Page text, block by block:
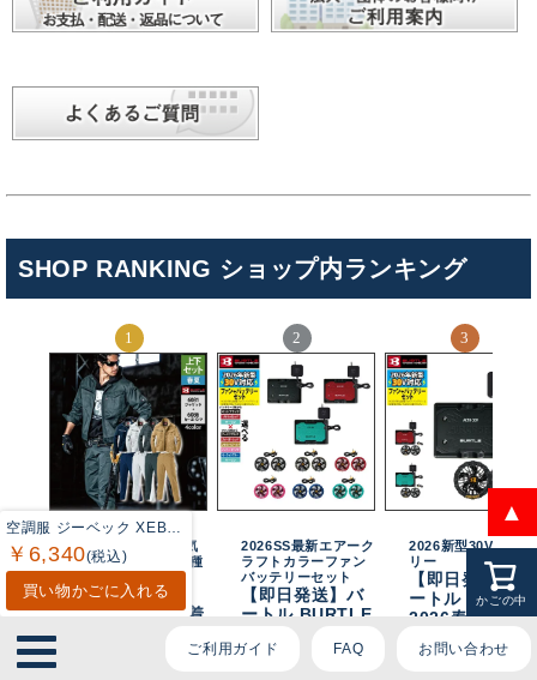
ご利用ガイド FAQ お問い合わせ
SHOP RANKING ショップ内ランキング
バートル定番大人気
シリーズ 幅広い業種
バートル
BURTLE 作業着
2026SS最新エアーク
ラフトカラーファン
バッテリーセット
【即日発送】バ
ートル BURTLE
エアークラフト
2026新型30Vバッテ
リー
【即日発送】バ
ートル
2026春夏新作
AC10 + AC10-
こんにちは！
お買い物やお問い合わせ相談のサポートをさせていただい
ご質問内容をお選びください。
👕 おすすめ上下セットは？
🦺 購入前によくあるご質問
🛒 購入後によくあるご質問
❓ その他のご質問
▲
かごの中
空調服 ジーベック XEBEC 作業服 XE98027 空調服半袖ブルゾン SS-LL 作業着 春夏用 熱中症 レジャー アウトドア スポーツ
￥6,340(税込)
買い物かごに入れる